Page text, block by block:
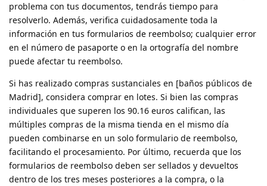
problema con tus documentos, tendrás tiempo para
resolverlo. Además, verifica cuidadosamente toda la
información en tus formularios de reembolso; cualquier error
en el número de pasaporte o en la ortografía del nombre
puede afectar tu reembolso.
Si has realizado compras sustanciales en [baños públicos de
Madrid], considera comprar en lotes. Si bien las compras
individuales que superen los 90.16 euros califican, las
múltiples compras de la misma tienda en el mismo día
pueden combinarse en un solo formulario de reembolso,
facilitando el procesamiento. Por último, recuerda que los
formularios de reembolso deben ser sellados y devueltos
dentro de los tres meses posteriores a la compra, o la